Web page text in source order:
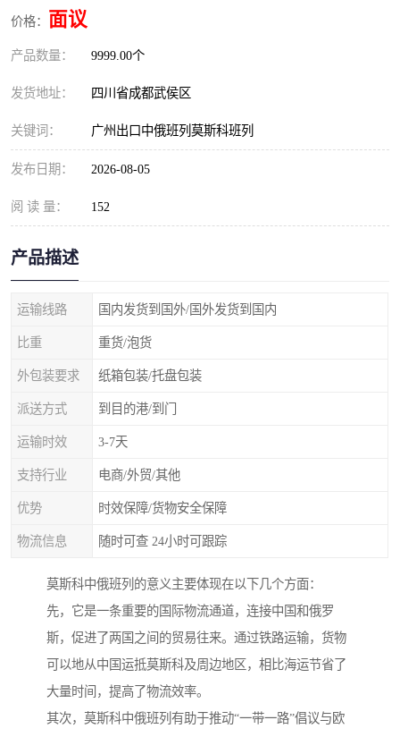
价格： 面议
产品数量： 9999.00个
发货地址： 四川省成都武侯区
关键词： 广州出口中俄班列莫斯科班列
发布日期： 2026-08-05
阅 读 量： 152
产品描述
运输线路 国内发货到国外/国外发货到国内
比重 重货/泡货
外包装要求 纸箱包装/托盘包装
派送方式 到目的港/到门
运输时效 3-7天
支持行业 电商/外贸/其他
优势 时效保障/货物安全保障
物流信息 随时可查 24小时可跟踪
莫斯科中俄班列的意义主要体现在以下几个方面：
先，它是一条重要的国际物流通道，连接中国和俄罗
斯，促进了两国之间的贸易往来。通过铁路运输，货物
可以地从中国运抵莫斯科及周边地区，相比海运节省了
大量时间，提高了物流效率。
其次，莫斯科中俄班列有助于推动“一带一路”倡议与欧